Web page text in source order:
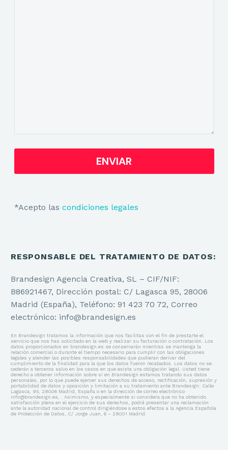
*Acepto las condiciones legales
RESPONSABLE DEL TRATAMIENTO DE DATOS:
Brandesign Agencia Creativa, SL – CIF/NIF:
B86921467, Dirección postal: C/ Lagasca 95, 28006
Madrid (España), Teléfono: 91 423 70 72, Correo
electrónico: info@brandesign.es
En Brandesign tratamos la información que nos facilitas con el fin de prestarte el
servicio que nos has solicitado en la web y realizar su facturación o contratación. Los
datos proporcionados en brandesign.es se conservarán mientras se mantenga la
relación comercial o durante el tiempo necesario para cumplir con las obligaciones
legales y atender las posibles responsabilidades que pudieran derivar del
cumplimiento de la finalidad para la que los datos fueron recabados. Los datos no se
cederán a terceros salvo en los casos en que exista una obligación legal. Usted tiene
derecho a obtener información sobre si en Brandesign estamos tratando sus datos
personales, por lo que puede ejercer sus derechos de acceso, rectificación, supresión y
portabilidad de datos y oposición y limitación a su tratamiento ante Brandesign: Calle
Lagasca, 95, 28006 Madrid, España o en la dirección de correo electrónico
info@brandesign.es, . Asimismo, y especialmente si considera que no ha obtenido
satisfacción plena en el ejercicio de sus derechos, podrá presentar una reclamación
ante la autoridad nacional de control dirigiéndose a estos efectos a la Agencia Española
de Protección de Datos, C/ Jorge Juan, 6 – 28001 Madrid.